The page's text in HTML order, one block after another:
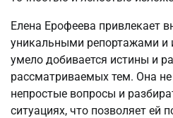
Елена Ерофеева привлекает
уникальными репортажами и
умело добивается истины и
рассматриваемых тем. Она не
непростые вопросы и
ситуациях, что позволяет ей